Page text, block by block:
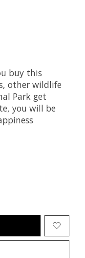
buy this
other wildlife
Park get
you will be